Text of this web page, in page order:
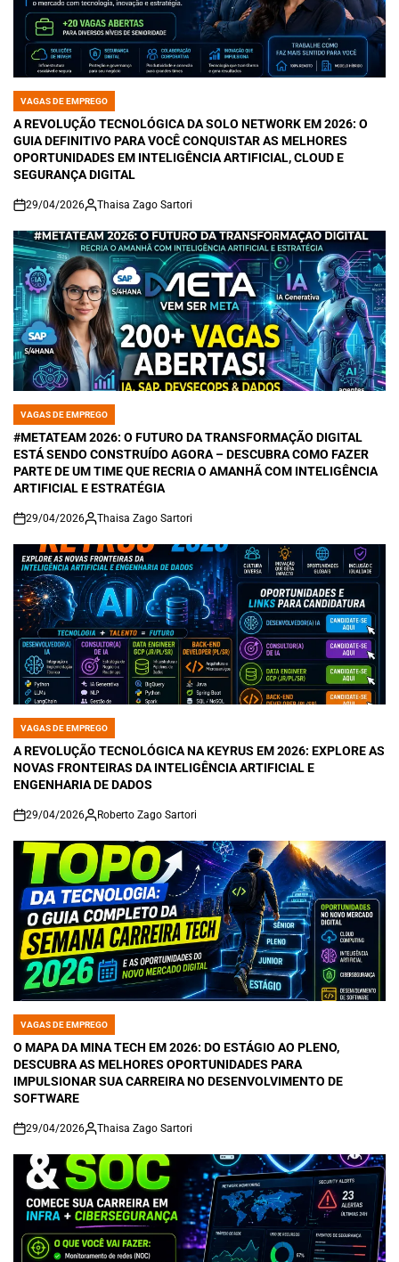
POSTED
IN
VAGAS DE EMPREGO
A REVOLUÇÃO TECNOLÓGICA DA SOLO NETWORK EM 2026: O
GUIA DEFINITIVO PARA VOCÊ CONQUISTAR AS MELHORES
OPORTUNIDADES EM INTELIGÊNCIA ARTIFICIAL, CLOUD E
SEGURANÇA DIGITAL
on
29/04/2026 Thaisa Zago Sartori
POSTED
IN
VAGAS DE EMPREGO
#METATEAM 2026: O FUTURO DA TRANSFORMAÇÃO DIGITAL
ESTÁ SENDO CONSTRUÍDO AGORA – DESCUBRA COMO FAZER
PARTE DE UM TIME QUE RECRIA O AMANHÃ COM INTELIGÊNCIA
ARTIFICIAL E ESTRATÉGIA
on
29/04/2026 Thaisa Zago Sartori
POSTED
IN
VAGAS DE EMPREGO
A REVOLUÇÃO TECNOLÓGICA NA KEYRUS EM 2026: EXPLORE AS
NOVAS FRONTEIRAS DA INTELIGÊNCIA ARTIFICIAL E
ENGENHARIA DE DADOS
on
29/04/2026 Roberto Zago Sartori
POSTED
IN
VAGAS DE EMPREGO
O MAPA DA MINA TECH EM 2026: DO ESTÁGIO AO PLENO,
DESCUBRA AS MELHORES OPORTUNIDADES PARA
IMPULSIONAR SUA CARREIRA NO DESENVOLVIMENTO DE
SOFTWARE
on
29/04/2026 Thaisa Zago Sartori